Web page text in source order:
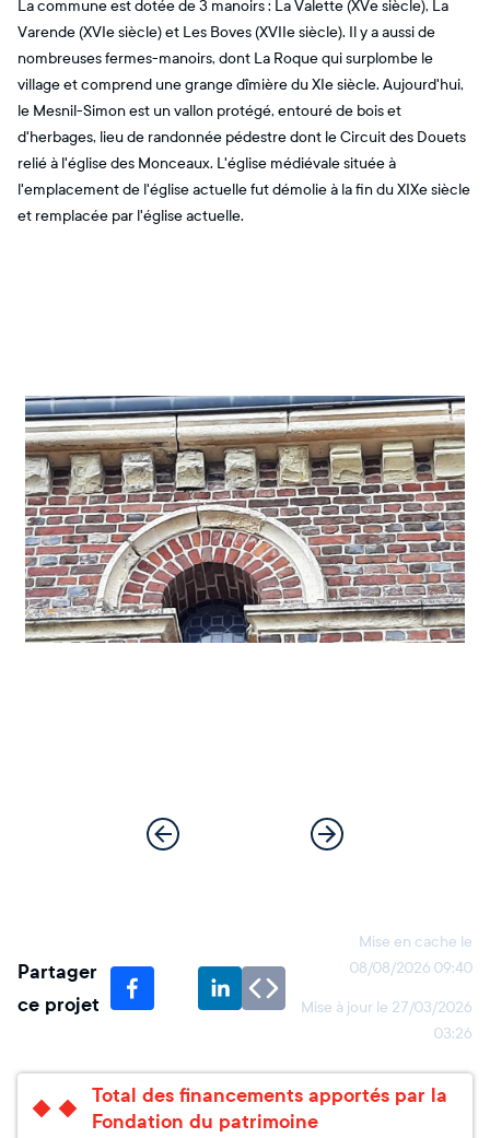
La commune est dotée de 3 manoirs : La Valette (XVe siècle), La
Varende (XVIe siècle) et Les Boves (XVIIe siècle). Il y a aussi de
nombreuses fermes-manoirs, dont La Roque qui surplombe le
village et comprend une grange dîmière du XIe siècle. Aujourd'hui,
le Mesnil-Simon est un vallon protégé, entouré de bois et
d'herbages, lieu de randonnée pédestre dont le Circuit des Douets
relié à l'église des Monceaux. L'église médiévale située à
l'emplacement de l'église actuelle fut démolie à la fin du XIXe siècle
et remplacée par l'église actuelle.
Partager
ce projet
Mise en cache le
08/08/2026 09:40
Mise à jour le 27/03/2026
03:26
Total des financements apportés par la
Fondation du patrimoine